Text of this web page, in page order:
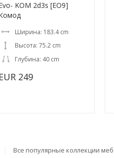
KOM 2d3s [EO9]
Ширина: 183.4 cm
Высота: 75.2 cm
Глубина: 40 cm
EUR 249
Все популярные коллекции